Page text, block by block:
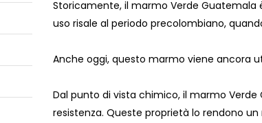
Storicamente, il marmo Verde Guatemala
uso risale al periodo precolombiano,
Anche oggi, questo marmo viene ancora
Dal punto di vista chimico, il marmo
resistenza. Queste proprietà lo rendono